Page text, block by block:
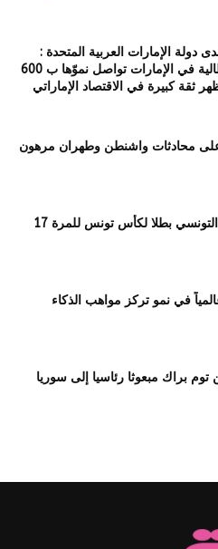
دولة الإمارات العربية المتحدة :
الاستثمارات الإيطالية في الإمارات تواصل نموّها ب 600
ثقة كبيرة في الاقتصاد الإماراتي
محادثات واشنطن وطهران مرهون
الترجي الرياضي التونسي بطلا لكأس تونس للمرة 17
في نمو تركز مواهب الذكاء
توم براك مبعوثا رئاسيا إلى سوريا